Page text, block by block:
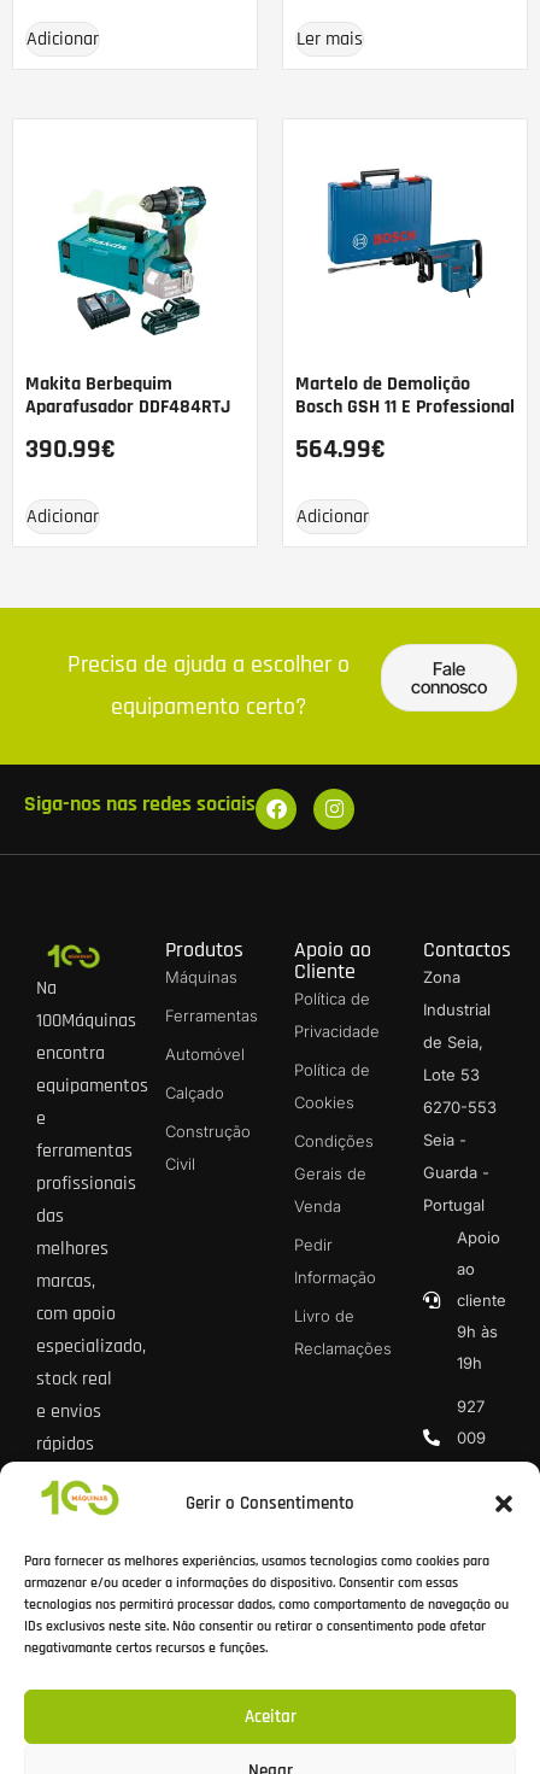
Gerir o Consentimento
Para fornecer as melhores experiências, usamos tecnologias como cookies para
armazenar e/ou aceder a informações do dispositivo. Consentir com essas
tecnologias nos permitirá processar dados, como comportamento de navegação ou
IDs exclusivos neste site. Não consentir ou retirar o consentimento pode afetar
negativamante certos recursos e funções.
Aceitar
Adicionar Ler mais
Makita Berbequim
Aparafusador DDF484RTJ
390.99€
Adicionar
Martelo de Demolição
Bosch GSH 11 E Professional
564.99€
Adicionar
Precisa de ajuda a escolher o
equipamento certo?
Fale
connosco
Siga-nos nas redes sociais
Na
100Máquinas
encontra
equipamentos
e
ferramentas
profissionais
das
melhores
marcas,
com apoio
especializado,
stock real
e envios
rápidos
para todo
o país.
Produtos
Máquinas
Ferramentas
Automóvel
Calçado
Construção
Civil
Apoio ao
Cliente
Política de
Privacidade
Política de
Cookies
Condições
Gerais de
Venda
Pedir
Informação
Livro de
Reclamações
Contactos
Zona
Industrial
de Seia,
Lote 53
6270-553
Seia -
Guarda -
Portugal
Apoio
ao
cliente
9h às
19h
927
009
rede móvel
nacional